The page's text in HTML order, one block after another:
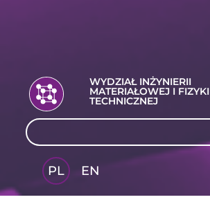
WYDZIAŁ INŻYNIERII
MATERIAŁOWEJ I FIZYKI
TECHNICZNEJ
Search
PL
EN